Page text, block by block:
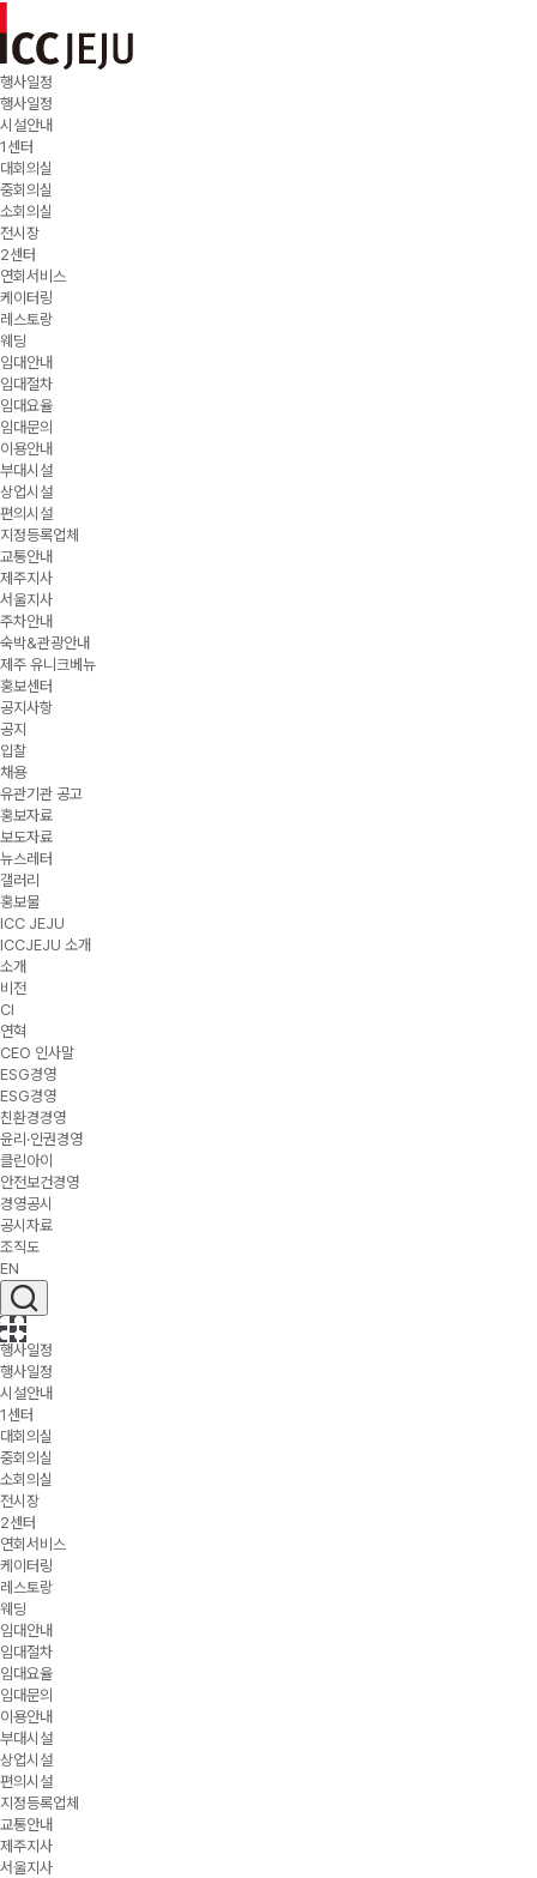
행사일정
행사일정
시설안내
1센터
대회의실
중회의실
소회의실
전시장
2센터
연회서비스
케이터링
레스토랑
웨딩
임대안내
임대절차
임대요율
임대문의
이용안내
부대시설
상업시설
편의시설
지정등록업체
교통안내
제주지사
서울지사
주차안내
숙박&관광안내
제주 유니크베뉴
홍보센터
공지사항
공지
입찰
채용
유관기관 공고
홍보자료
보도자료
뉴스레터
갤러리
홍보물
ICC JEJU
ICCJEJU 소개
소개
비전
CI
연혁
CEO 인사말
ESG경영
ESG경영
친환경경영
윤리·인권경영
클린아이
안전보건경영
경영공시
공시자료
조직도
EN
행사일정
행사일정
시설안내
1센터
대회의실
중회의실
소회의실
전시장
2센터
연회서비스
케이터링
레스토랑
웨딩
임대안내
임대절차
임대요율
임대문의
이용안내
부대시설
상업시설
편의시설
지정등록업체
교통안내
제주지사
서울지사